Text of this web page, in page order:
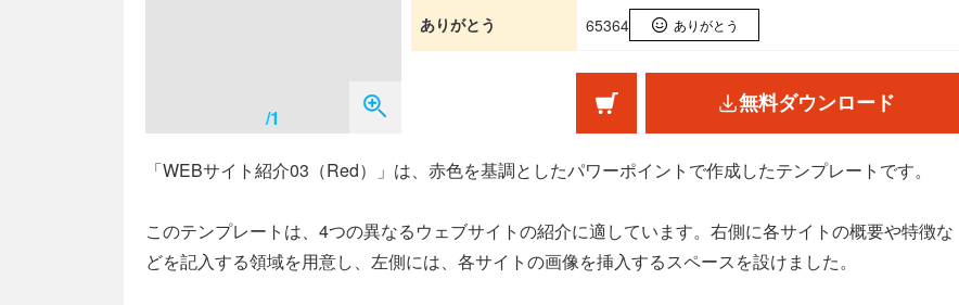
/1
ありがとう 65364 ありがとう
無料ダウンロード
「WEBサイト紹介03（Red）」は、赤色を基調としたパワーポイントで作成したテンプレートです。
このテンプレートは、4つの異なるウェブサイトの紹介に適しています。右側に各サイトの概要や特徴な
どを記入する領域を用意し、左側には、各サイトの画像を挿入するスペースを設けました。